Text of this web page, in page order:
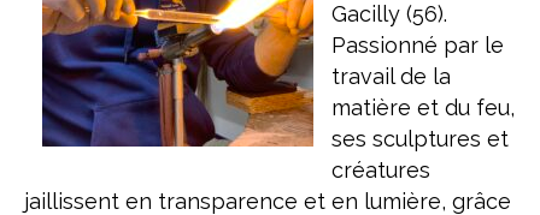
Gacilly (56).
Passionné par le
travail de la
matière et du feu,
ses sculptures et
créatures
jaillissent en transparence et en lumière, grâce